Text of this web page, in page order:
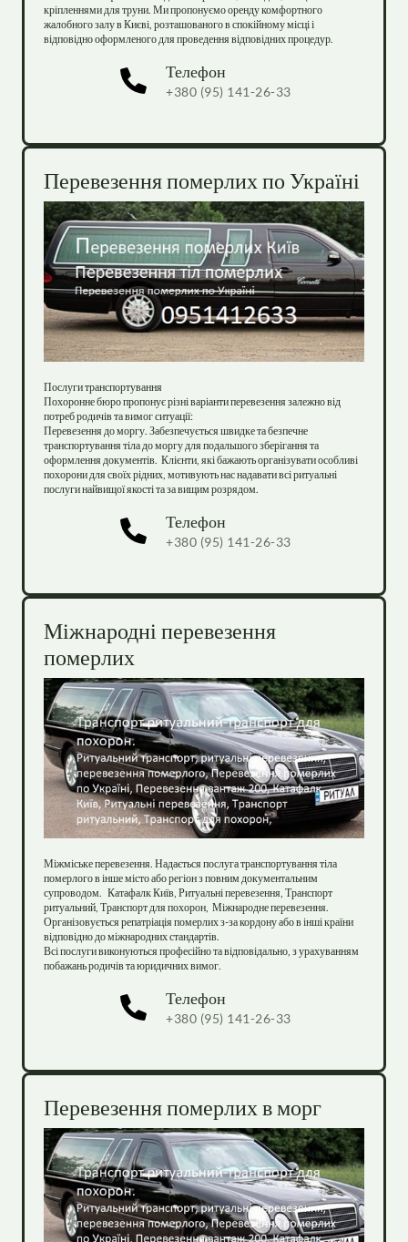
кріпленнями для труни. Ми пропонуємо оренду комфортного
жалобного залу в Києві, розташованого в спокійному місці і
відповідно оформленого для проведення відповідних процедур.
Телефон
+380 (95) 141-26-33
Перевезення померлих по Україні
Послуги транспортування
Похоронне бюро пропонує різні варіанти перевезення залежно від
потреб родичів та вимог ситуації:
Перевезення до моргу. Забезпечується швидке та безпечне
транспортування тіла до моргу для подальшого зберігання та
оформлення документів.  Клієнти, які бажають організувати особливі
похорони для своїх рідних, мотивують нас надавати всі ритуальні
послуги найвищої якості та за вищим розрядом.
Телефон
+380 (95) 141-26-33
Міжнародні перевезення
померлих
Міжміське перевезення. Надається послуга транспортування тіла
померлого в інше місто або регіон з повним документальним
супроводом.   Катафалк Київ, Ритуальні перевезення, Транспорт
ритуальний, Транспорт для похорон,  Міжнародне перевезення.
Організовується репатріація померлих з-за кордону або в інші країни
відповідно до міжнародних стандартів.
Всі послуги виконуються професійно та відповідально, з урахуванням
побажань родичів та юридичних вимог.
Телефон
+380 (95) 141-26-33
Перевезення померлих в морг